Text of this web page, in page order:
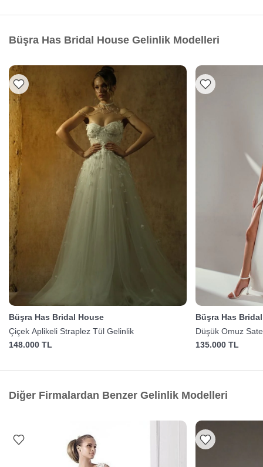
Büşra Has Bridal House Gelinlik Modelleri
Büşra Has Bridal House
Çiçek Aplikeli Straplez Tül Gelinlik
148.000 TL
Büşra Has
Düşük Omuz
135.000 TL
Diğer Firmalardan Benzer Gelinlik Modelleri